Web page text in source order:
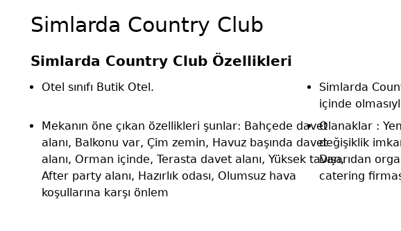
Simlarda Country Club
Simlarda Country Club Özellikleri
Otel sınıfı Butik Otel.
Simlarda
içinde
Mekanın öne çıkan özellikleri şunlar: Bahçede davet
alanı, Balkonu var, Çim zemin, Havuz başında davet
alanı, Orman içinde, Terasta davet alanı, Yüksek tavan,
After party alanı, Hazırlık odası, Olumsuz hava
koşullarına karşı önlem
Olanaklar :
değişiklik
Dışarıdan
catering